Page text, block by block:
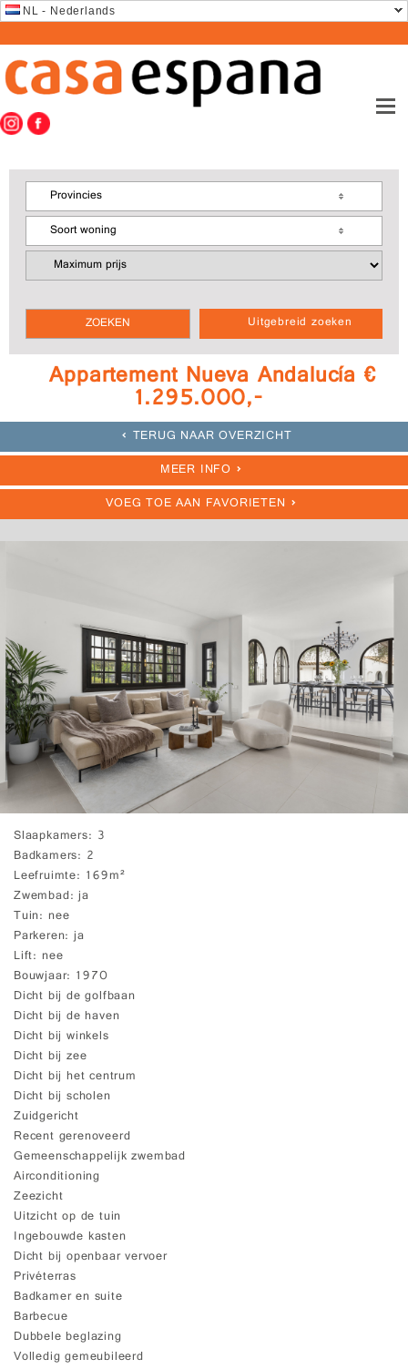
NL - Nederlands
Uitgebreid zoeken
Provincies
Soort woning
Appartement Nueva Andalucía €
1.295.000,-
TERUG NAAR OVERZICHT
MEER INFO
VOEG TOE AAN FAVORIETEN
Slaapkamers 3
Badkamers 2
Leefruimte 169m²
Zwembad ja
Tuin nee
Parkeren ja
Lift nee
Bouwjaar 1970
Dicht bij de golfbaan
Dicht bij de haven
Dicht bij winkels
Dicht bij zee
Dicht bij het centrum
Dicht bij scholen
Zuidgericht
Recent gerenoveerd
Gemeenschappelijk zwembad
Airconditioning
Zeezicht
Uitzicht op de tuin
Ingebouwde kasten
Dicht bij openbaar vervoer
Privéterras
Badkamer en suite
Barbecue
Dubbele beglazing
Volledig gemeubileerd